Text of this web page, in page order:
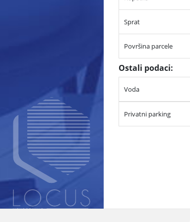
Sprat
Površina parcele
Ostali podaci:
Voda
Privatni parking